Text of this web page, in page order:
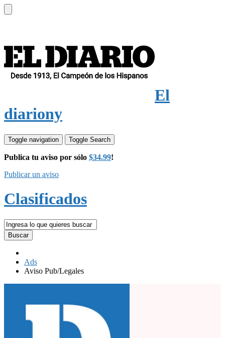
El
diariony
Toggle navigation Toggle Search
Publica tu aviso por sólo $34.99!
Publicar un aviso
Clasificados
Buscar
Ads
Aviso Pub/Legales